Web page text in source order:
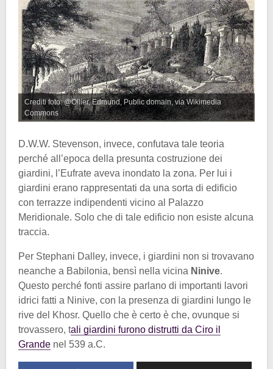
Crediti foto: @Ollier, Edmund, Public domain, via Wikimedia
Commons
D.W.W. Stevenson, invece, confutava tale teoria
perché all’epoca della presunta costruzione dei
giardini, l’Eufrate aveva inondato la zona. Per lui i
giardini erano rappresentati da una sorta di edificio
con terrazze indipendenti vicino al Palazzo
Meridionale. Solo che di tale edificio non esiste alcuna
traccia.
Per Stephani Dalley, invece, i giardini non si trovavano
neanche a Babilonia, bensì nella vicina Ninive.
Questo perché fonti assire parlano di importanti lavori
idrici fatti a Ninive, con la presenza di giardini lungo le
rive del Khosr. Quello che è certo è che, ovunque si
trovassero, tali giardini furono distrutti da Ciro il
Grande nel 539 a.C.